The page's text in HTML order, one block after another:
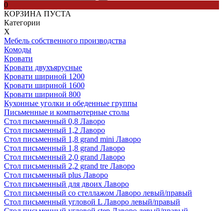
0
КОРЗИНА ПУСТА
Категории
Х
Мебель собственного производства
Комоды
Кровати
Кровати двухъярусные
Кровати шириной 1200
Кровати шириной 1600
Кровати шириной 800
Кухонные уголки и обеденные группы
Письменные и компьютерные столы
Стол письменный 0,8 Лаворо
Стол письменный 1,2 Лаворо
Стол письменный 1,8 grand mini Лаворо
Стол письменный 1,8 grand Лаворо
Стол письменный 2,0 grand Лаворо
Стол письменный 2,2 grand tre Лаворо
Стол письменный plus Лаворо
Стол письменный для двоих Лаворо
Стол письменный со стеллажом Лаворо левый/правый
Стол письменный угловой L Лаворо левый/правый